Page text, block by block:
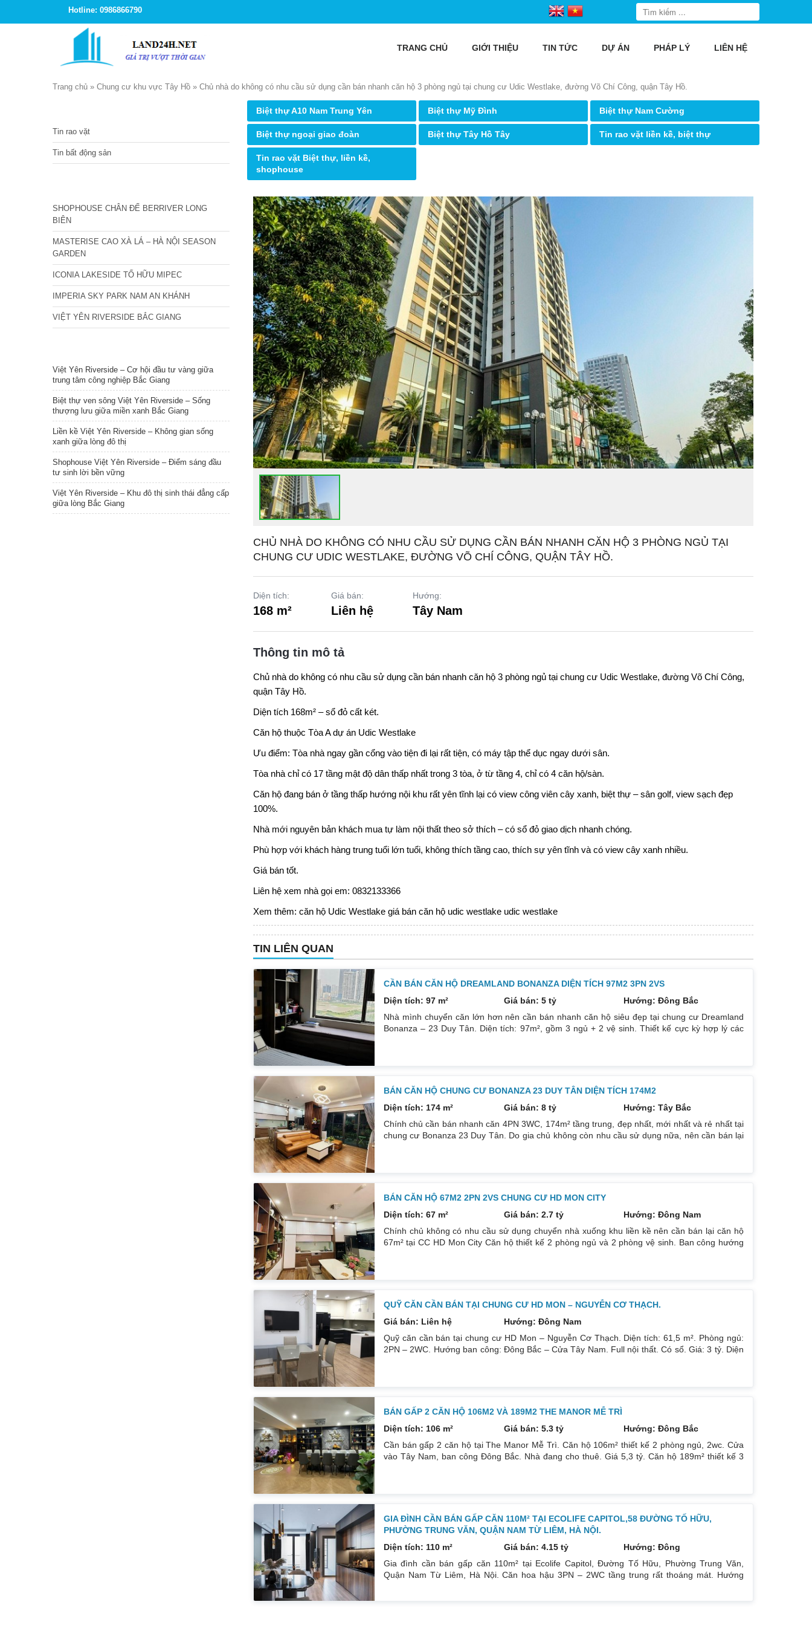
Hotline: 0986866790
TRANG CHỦ GIỚI THIỆU TIN TỨC DỰ ÁN PHÁP LÝ LIÊN HỆ
Trang chủ » Chung cư khu vực Tây Hồ » Chủ nhà do không có nhu cầu sử dụng cần bán nhanh căn hộ 3 phòng ngủ tại chung cư Udic Westlake, đường Võ Chí Công, quận Tây Hồ.
Biệt thự A10 Nam Trung Yên Biệt thự Mỹ Đình Biệt thự Nam Cường
Biệt thự ngoại giao đoàn Biệt thự Tây Hồ Tây Tin rao vặt liền kề, biệt thự
Tin rao vặt Biệt thự, liền kề,
shophouse
CHỦ NHÀ DO KHÔNG CÓ NHU CẦU SỬ DỤNG CẦN BÁN NHANH CĂN HỘ 3 PHÒNG NGỦ TẠI
CHUNG CƯ UDIC WESTLAKE, ĐƯỜNG VÕ CHÍ CÔNG, QUẬN TÂY HỒ.
Diện tích:
168 m²
Giá bán:
Liên hệ
Hướng:
Tây Nam
Thông tin mô tả
Chủ nhà do không có nhu cầu sử dụng cần bán nhanh căn hộ 3 phòng ngủ tại chung cư Udic Westlake, đường Võ Chí Công,
quận Tây Hồ.
Diện tích 168m² – sổ đỏ cất két.
Căn hộ thuộc Tòa A dự án Udic Westlake
Ưu điểm: Tòa nhà ngay gần cổng vào tiện đi lại rất tiện, có máy tập thể dục ngay dưới sân.
Tòa nhà chỉ có 17 tầng mật độ dân thấp nhất trong 3 tòa, ở từ tầng 4, chỉ có 4 căn hộ/sàn.
Căn hộ đang bán ở tầng thấp hướng nội khu rất yên tĩnh lại có view công viên cây xanh, biệt thự – sân golf, view sạch đẹp
100%.
Nhà mới nguyên bản khách mua tự làm nội thất theo sở thích – có sổ đỏ giao dịch nhanh chóng.
Phù hợp với khách hàng trung tuổi lớn tuổi, không thích tầng cao, thích sự yên tĩnh và có view cây xanh nhiều.
Giá bán tốt.
Liên hệ xem nhà gọi em: 0832133366
Xem thêm: căn hộ Udic Westlake giá bán căn hộ udic westlake udic westlake
TIN LIÊN QUAN
CẦN BÁN CĂN HỘ DREAMLAND BONANZA DIỆN TÍCH 97M2 3PN 2VS
Diện tích: 97 m²
Giá bán: 5 tỷ
Hướng: Đông Bắc
Nhà mình chuyển căn lớn hơn nên cần bán nhanh căn hộ siêu đẹp tại chung cư Dreamland
Bonanza – 23 Duy Tân. Diện tích: 97m², gồm 3 ngủ + 2 vệ sinh. Thiết kế cực kỳ hợp lý các
BÁN CĂN HỘ CHUNG CƯ BONANZA 23 DUY TÂN DIỆN TÍCH 174M2
Diện tích: 174 m²
Giá bán: 8 tỷ
Hướng: Tây Bắc
Chính chủ cần bán nhanh căn 4PN 3WC, 174m² tầng trung, đẹp nhất, mới nhất và rẻ nhất tại
chung cư Bonanza 23 Duy Tân. Do gia chủ không còn nhu cầu sử dụng nữa, nên cần bán lại
BÁN CĂN HỘ 67M2 2PN 2VS CHUNG CƯ HD MON CITY
Diện tích: 67 m²
Giá bán: 2.7 tỷ
Hướng: Đông Nam
Chính chủ không có nhu cầu sử dụng chuyển nhà xuống khu liền kề nên cần bán lại căn hộ
67m² tại CC HD Mon City Căn hộ thiết kế 2 phòng ngủ và 2 phòng vệ sinh. Ban công hướng
QUỸ CĂN CẦN BÁN TẠI CHUNG CƯ HD MON – NGUYỄN CƠ THẠCH.
Giá bán: Liên hệ
Hướng: Đông Nam
Quỹ căn cần bán tại chung cư HD Mon – Nguyễn Cơ Thạch. Diện tích: 61,5 m². Phòng ngủ:
2PN – 2WC. Hướng ban công: Đông Bắc – Cửa Tây Nam. Full nội thất. Có sổ. Giá: 3 tỷ. Diện
BÁN GẤP 2 CĂN HỘ 106M2 VÀ 189M2 THE MANOR MỄ TRÌ
Diện tích: 106 m²
Giá bán: 5.3 tỷ
Hướng: Đông Bắc
Cần bán gấp 2 căn hộ tại The Manor Mễ Trì. Căn hộ 106m² thiết kế 2 phòng ngủ, 2wc. Cửa
vào Tây Nam, ban công Đông Bắc. Nhà đang cho thuê. Giá 5,3 tỷ. Căn hộ 189m² thiết kế 3
GIA ĐÌNH CẦN BÁN GẤP CĂN 110M² TẠI ECOLIFE CAPITOL,58 ĐƯỜNG TỐ HỮU,
PHƯỜNG TRUNG VĂN, QUẬN NAM TỪ LIÊM, HÀ NỘI.
Diện tích: 110 m²
Giá bán: 4.15 tỷ
Hướng: Đông
Gia đình cần bán gấp căn 110m² tại Ecolife Capitol, Đường Tố Hữu, Phường Trung Văn,
Quận Nam Từ Liêm, Hà Nội. Căn hoa hậu 3PN – 2WC tầng trung rất thoáng mát. Hướng
Tin rao vặt
Tin bất động sản
SHOPHOUSE CHÂN ĐẾ BERRIVER LONG
BIÊN
MASTERISE CAO XÀ LÁ – HÀ NỘI SEASON
GARDEN
ICONIA LAKESIDE TỐ HỮU MIPEC
IMPERIA SKY PARK NAM AN KHÁNH
VIỆT YÊN RIVERSIDE BẮC GIANG
Việt Yên Riverside – Cơ hội đầu tư vàng giữa
trung tâm công nghiệp Bắc Giang
Biệt thự ven sông Việt Yên Riverside – Sống
thượng lưu giữa miền xanh Bắc Giang
Liền kề Việt Yên Riverside – Không gian sống
xanh giữa lòng đô thị
Shophouse Việt Yên Riverside – Điểm sáng đầu
tư sinh lời bền vững
Việt Yên Riverside – Khu đô thị sinh thái đẳng cấp
giữa lòng Bắc Giang